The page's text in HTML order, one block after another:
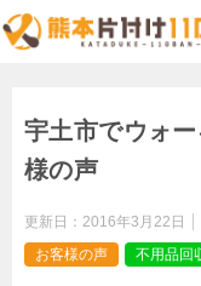
宇土市でウォ
様の声
更新日： 2016年3月22日
お客様の声
不用品回